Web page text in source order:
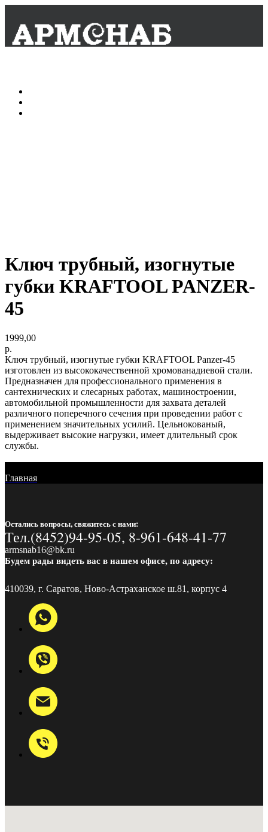
Ключ трубный, изогнутые
губки KRAFTOOL PANZER-
45
1999,00
р.
Ключ трубный, изогнутые губки KRAFTOOL Panzer-45
изготовлен из высококачественной хромованадиевой стали.
Предназначен для профессионального применения в
сантехнических и слесарных работах, машиностроении,
автомобильной промышленности для захвата деталей
различного поперечного сечения при проведении работ с
применением значительных усилий. Цельнокованый,
выдерживает высокие нагрузки, имеет длительный срок
службы.
Главная
Остались вопросы, свяжитесь с нами:
Тел.(8452)94-95-05, 8-961-648-41-77
armsnab16@bk.ru
Будем рады видеть вас в нашем офисе, по адресу:
410039, г. Саратов, Ново-Астраханское ш.81, корпус 4